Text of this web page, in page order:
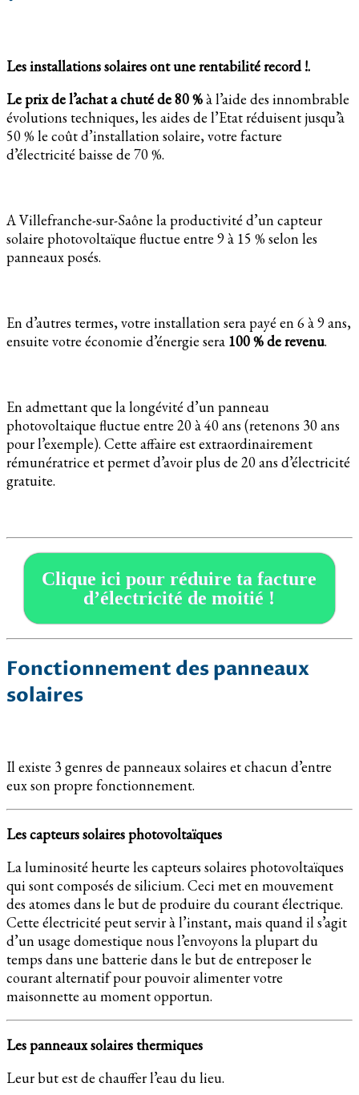
Les installations solaires ont une rentabilité record !.
Le prix de l’achat a chuté de 80 %à l’aide des innombrable
évolutions techniques, les aides de l’Etat réduisent jusqu’à
50 % le coût d’installation solaire, votre facture
d’électricité baisse de 70 %.
A Villefranche-sur-Saône la productivité d’un capteur
solaire photovoltaïque fluctue entre 9 à 15 % selon les
panneaux posés.
En d’autres termes, votre installation sera payé en 6 à 9 ans,
ensuite votre économie d’énergie sera 100 % de revenu.
En admettant que la longévité d’un panneau
photovoltaique fluctue entre 20 à 40 ans (retenons 30 ans
pour l’exemple). Cette affaire est extraordinairement
rémunératrice et permet d’avoir plus de 20 ans d’électricité
gratuite.
Clique ici pour réduire ta facture
d’électricité de moitié !
Fonctionnement des panneaux
solaires
Il existe 3 genres de panneaux solaires et chacun d’entre
eux son propre fonctionnement.
Les capteurs solaires photovoltaïques
La luminosité heurte les capteurs solaires photovoltaïques
qui sont composés de silicium. Ceci met en mouvement
des atomes dans le but de produire du courant électrique.
Cette électricité peut servir à l’instant, mais quand il s’agit
d’un usage domestique nous l’envoyons la plupart du
temps dans une batterie dans le but de entreposer le
courant alternatif pour pouvoir alimenter votre
maisonnette au moment opportun.
Les panneaux solaires thermiques
Leur but est de chauffer l’eau du lieu.